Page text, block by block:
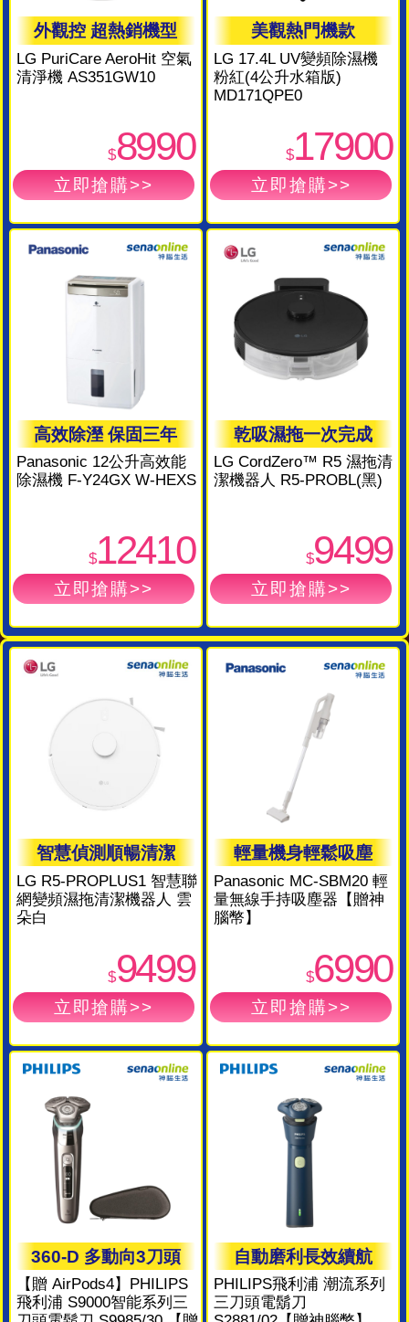
外觀控 超熱銷機型
LG PuriCare AeroHit 空氣
清淨機 AS351GW10
$8990
美觀熱門機款
LG 17.4L UV變頻除濕機
粉紅(4公升水箱版)
MD171QPE0
$17900
高效除溼 保固三年
Panasonic 12公升高效能
除濕機 F-Y24GX W-HEXS
$12410
乾吸濕拖一次完成
LG CordZero™ R5 濕拖清
潔機器人 R5-PROBL(黑)
$9499
智慧偵測順暢清潔
LG R5-PROPLUS1 智慧聯
網變頻濕拖清潔機器人 雲
朵白
$9499
輕量機身輕鬆吸塵
Panasonic MC-SBM20 輕
量無線手持吸塵器【贈神
腦幣】
$6990
360-D 多動向3刀頭
【贈 AirPods4】PHILIPS
飛利浦 S9000智能系列三
自動磨利長效續航
PHILIPS飛利浦 潮流系列
三刀頭電鬍刀